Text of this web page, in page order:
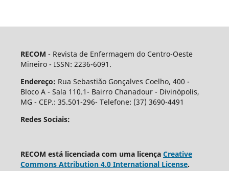
RECOM - Revista de Enfermagem do Centro-Oeste
Mineiro - ISSN: 2236-6091.
Endereço: Rua Sebastião Gonçalves Coelho, 400 -
Bloco A - Sala 110.1- Bairro Chanadour - Divinópolis,
MG - CEP.: 35.501-296- Telefone: (37) 3690-4491
Redes Sociais:
RECOM está licenciada com uma licença Creative
Commons Attribution 4.0 International License.